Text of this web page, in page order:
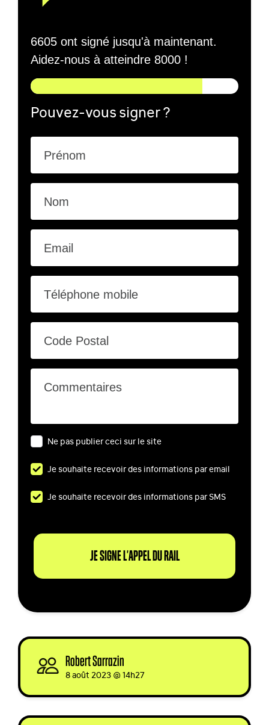
6605 ont signé jusqu'à maintenant.
Aidez-nous à atteindre 8000 !
Pouvez-vous signer ?
Prénom
Nom
Email
Téléphone mobile
Code Postal
Commentaires
Ne pas publier ceci sur le site
Je souhaite recevoir des informations par email
Je souhaite recevoir des informations par SMS
Robert Sarrazin
8 août 2023 @ 14h27